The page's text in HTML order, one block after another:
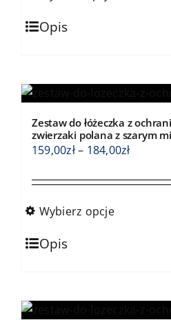
Ten
produkt
wariantów.
można
wybrać
stronie
produktu
Opis
Zestaw do łóżeczka z
zwierzaki polana z szarym
159,00zł– 184,00złZakres
od
Wybierz opcje
Ten
produkt
wariantów.
Opis